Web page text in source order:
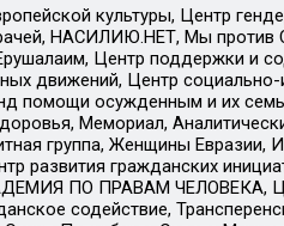
культуры, Центр
НАСИЛИЮ.НЕТ, Мы
Центр поддержки и
движений, Центр
помощи осужденным и их
Мемориал,
группа, Женщины Евразии,
развития гражданских
ПО ПРАВАМ ЧЕЛОВЕКА,
содействие,